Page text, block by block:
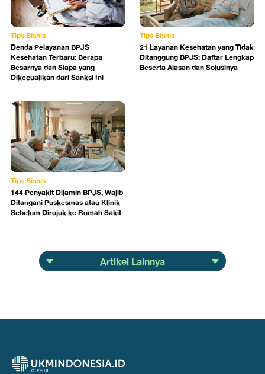
Tips Bisnis
Denda Pelayanan BPJS
Kesehatan Terbaru: Berapa
Besarnya dan Siapa yang
Dikecualikan dari Sanksi Ini
Tips Bisnis
21 Layanan Kesehatan yang Tidak
Ditanggung BPJS: Daftar Lengkap
Beserta Alasan dan Solusinya
Tips Bisnis
144 Penyakit Dijamin BPJS, Wajib
Ditangani Puskesmas atau Klinik
Sebelum Dirujuk ke Rumah Sakit
Artikel Lainnya